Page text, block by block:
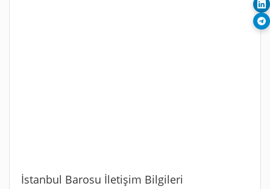
İstanbul Barosu İletişim Bilgileri